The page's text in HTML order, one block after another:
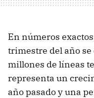
En números
trimestre del año
millones de líneas
representa un
año pasado y una